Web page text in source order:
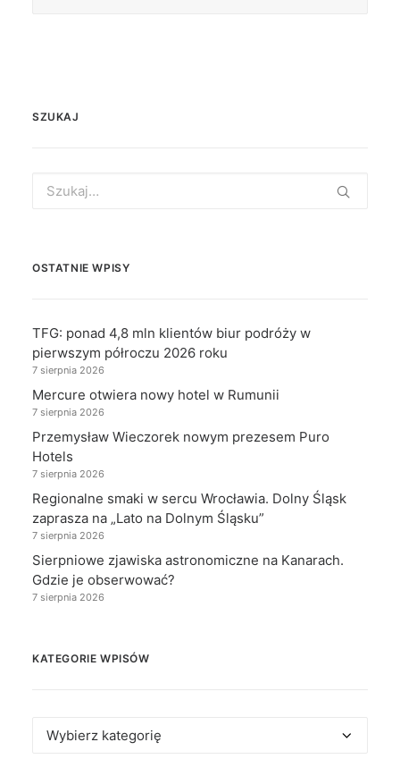
SZUKAJ
for:
OSTATNIE WPISY
TFG: ponad 4,8 mln klientów biur podróży w
pierwszym półroczu 2026 roku
7 sierpnia 2026
Mercure otwiera nowy hotel w Rumunii
7 sierpnia 2026
Przemysław Wieczorek nowym prezesem Puro
Hotels
7 sierpnia 2026
Regionalne smaki w sercu Wrocławia. Dolny Śląsk
zaprasza na „Lato na Dolnym Śląsku”
7 sierpnia 2026
Sierpniowe zjawiska astronomiczne na Kanarach.
Gdzie je obserwować?
7 sierpnia 2026
KATEGORIE WPISÓW
Kategorie